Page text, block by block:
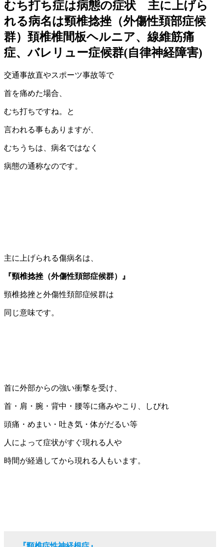
むち打ち症は病態の症状 主に上げら
れる病名は頸椎捻挫（外傷性頚部症候
群）頚椎椎間板ヘルニア、線維筋痛
症、バレリュー症候群(自律神経障害)
交通事故直やスポーツ事故等で
首を痛めた場合、
むち打ちですね。と
言われる事もありますが、
むちうちは、病名ではなく
病態の通称なのです。
主に上げられる傷病名は、
『頸椎捻挫（外傷性頚部症候群）』
頸椎捻挫と外傷性頚部症候群は
同じ意味です。
首に外部からの強い衝撃を受け、
首・肩・腕・背中・腰等に痛みやこり、しびれ
頭痛・めまい・吐き気・体がだるい等
人によって症状がすぐ現れる人や
時間が経過してから現れる人もいます。